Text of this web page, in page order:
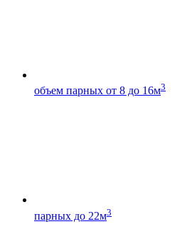
объем парных от 8 до 16м3
парных до 22м3